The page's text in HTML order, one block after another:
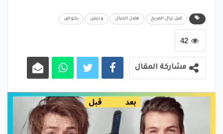
قبل نزال المريخ هلال الجبال وديتين يخوض
42
مشاركة المقال